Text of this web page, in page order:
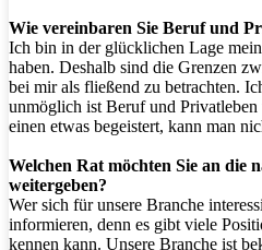
Wie vereinbaren Sie Beruf und
Ich bin in der glücklichen Lage
haben. Deshalb sind die Grenzen
bei mir als fließend zu betrachten.
unmöglich ist Beruf und
einen etwas begeistert, kann man
Welchen Rat möchten Sie an die
weitergeben?
Wer sich für unsere Branche
informieren, denn es gibt viele
kennen kann. Unsere Branche ist